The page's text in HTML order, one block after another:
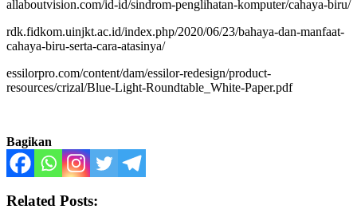
allaboutvision.com/id-id/sindrom-penglihatan-komputer/cahaya-biru/
rdk.fidkom.uinjkt.ac.id/index.php/2020/06/23/bahaya-dan-manfaat-
cahaya-biru-serta-cara-atasinya/
essilorpro.com/content/dam/essilor-redesign/product-
resources/crizal/Blue-Light-Roundtable_White-Paper.pdf
Bagikan
Related Posts: